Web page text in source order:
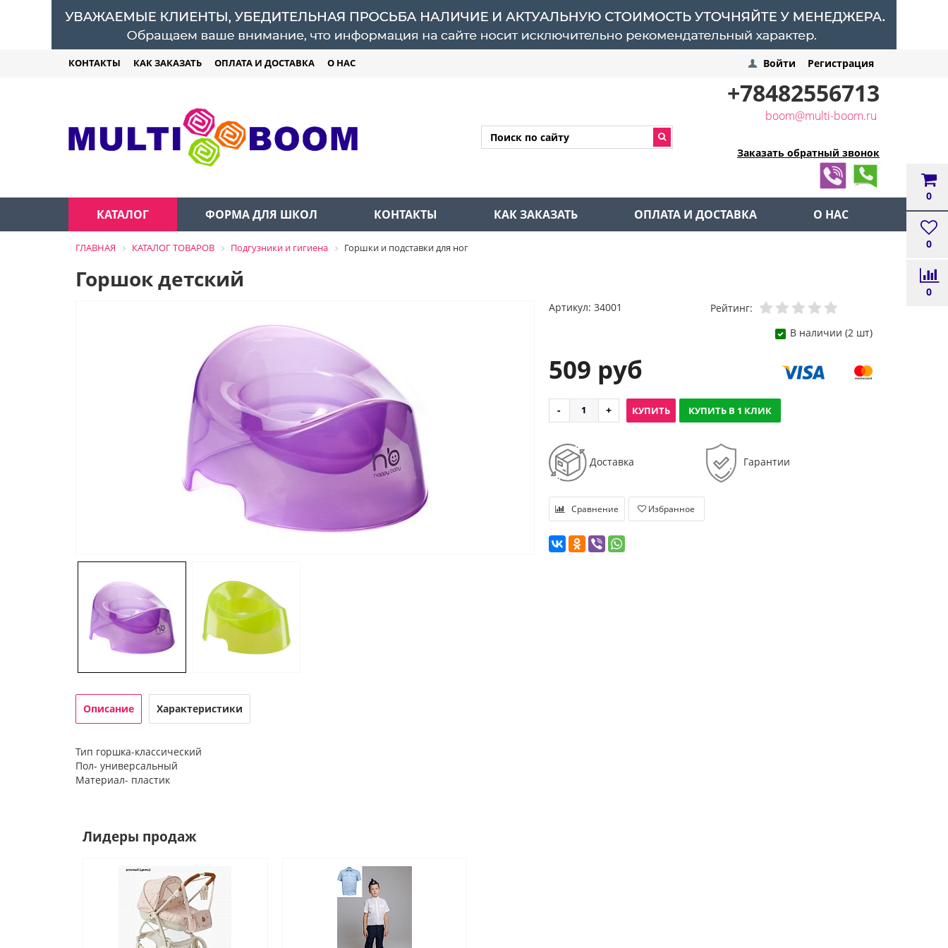
КОНТАКТЫ КАК ЗАКАЗАТЬ ОПЛАТА И ДОСТАВКА О НАС
0
0
0
Войти Регистрация
+78482556713
boom@multi-boom.ru
Заказать обратный звонок
КАТАЛОГ ФОРМА ДЛЯ ШКОЛ КОНТАКТЫ КАК ЗАКАЗАТЬ ОПЛАТА И ДОСТАВКА О НАС
ГЛАВНАЯ КАТАЛОГ ТОВАРОВ Подгузники и гигиена Горшки и подставки для ног
Горшок детский
Артикул: 34001
Рейтинг:
В наличии (2 шт)
509 руб
КУПИТЬ КУПИТЬ В 1 КЛИК
Доставка Гарантии
Сравнение Избранное
Описание Характеристики
Тип горшка-классический
Пол- универсальный
Материал- пластик
Лидеры продаж